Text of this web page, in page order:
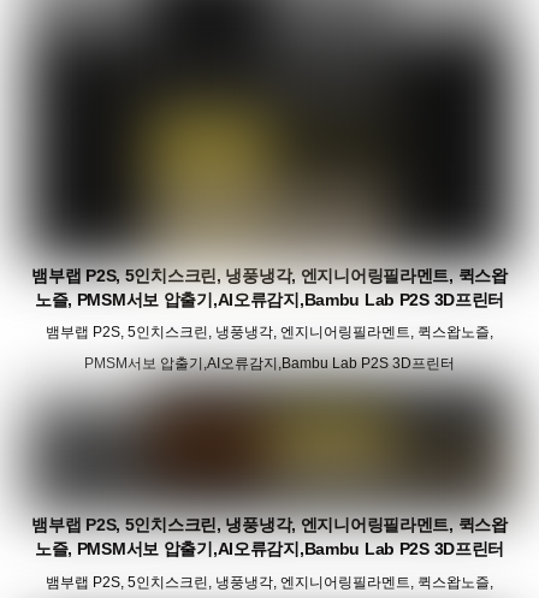
뱀부랩 P2S, 5인치스크린, 냉풍냉각, 엔지니어링필라멘트, 퀵스왑
노즐, PMSM서보 압출기,AI오류감지,Bambu Lab P2S 3D프린터
뱀부랩 P2S, 5인치스크린, 냉풍냉각, 엔지니어링필라멘트, 퀵스왑노즐,
PMSM서보 압출기,AI오류감지,Bambu Lab P2S 3D프린터
뱀부랩 P2S, 5인치스크린, 냉풍냉각, 엔지니어링필라멘트, 퀵스왑
노즐, PMSM서보 압출기,AI오류감지,Bambu Lab P2S 3D프린터
뱀부랩 P2S, 5인치스크린, 냉풍냉각, 엔지니어링필라멘트, 퀵스왑노즐,